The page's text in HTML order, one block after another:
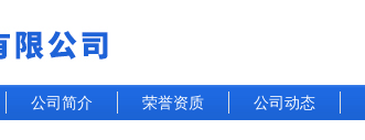
公司简介 荣誉资质 公司动态